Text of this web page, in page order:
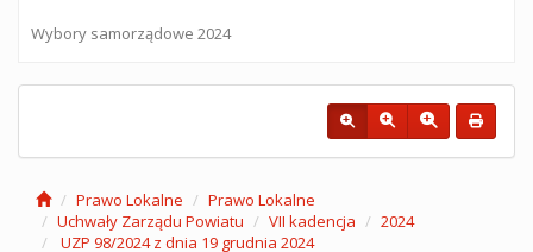
Wybory samorządowe 2024
Prawo Lokalne
Prawo Lokalne
Uchwały Zarządu Powiatu
VII kadencja
2024
UZP 98/2024 z dnia 19 grudnia 2024